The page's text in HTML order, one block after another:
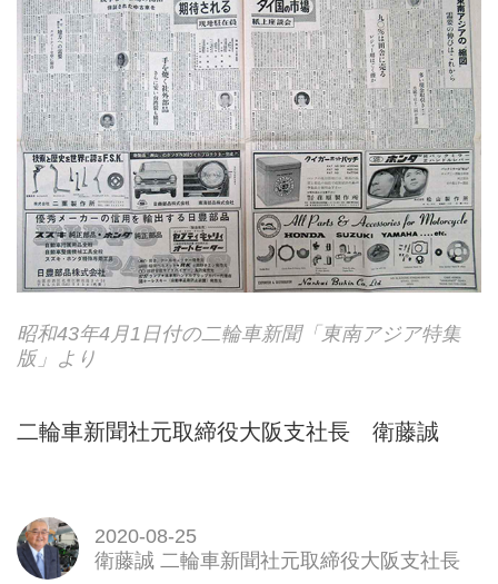
昭和43年4月1日付の二輪車新聞「東南アジア特集
版」より
二輪車新聞社元取締役大阪支社長 衛藤誠
2020-08-25
衛藤誠 二輪車新聞社元取締役大阪支社長